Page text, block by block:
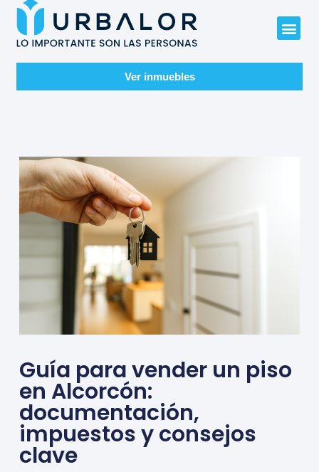
Ver inmuebles
Guía para vender un piso
en Alcorcón:
documentación,
impuestos y consejos
clave